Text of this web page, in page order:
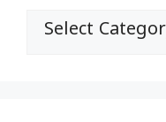
ವಿಭಾಗಗಳು